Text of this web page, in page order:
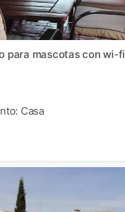
para mascotas con wi-fi
Casa